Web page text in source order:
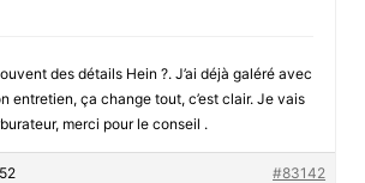
des détails Hein ?. J’ai déjà galéré avec
entretien, ça change tout, c’est clair. Je vais
merci pour le conseil .
#83142